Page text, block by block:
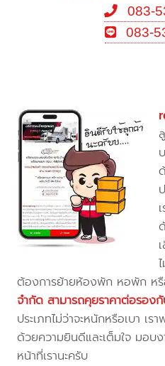
083-
083-
ต้องการย้ายห้องพัก หอพัก ห
จำกัด สามารถคุยราคาต่อรองกั
ประเภทไม่ว่าจะหนักหรือเบา เ
ด้วยความยินดีและเต็มใจ มอบ
หน้าที่เรานะครับ